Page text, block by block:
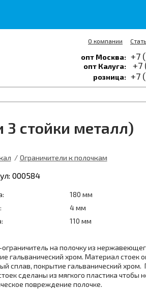
О компании
опт Москва: +7
опт Калуга: +7
розница: +7
3 стойки металл)
Ограничители к полочкам
000584
180 мм
4 мм
110 мм
ограничитель на полочку из
гальванический хром. Материал стоек
сплав, покрытие гальванический
сделаны из мягкого пластика чтобы
повреждение полочке.